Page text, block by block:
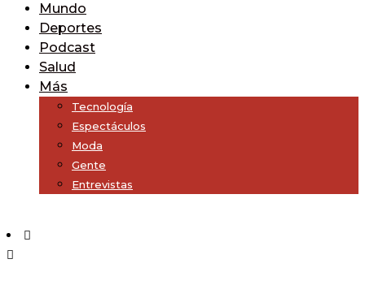
Mundo
Deportes
Podcast
Salud
Más
Tecnología
Espectáculos
Moda
Gente
Entrevistas